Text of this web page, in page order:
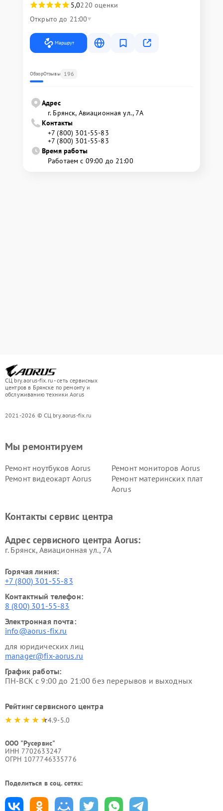
5,0220 оценки
Открыто до 21:00
Маршрут
ОбзорОтзывы 196
Адрес
г. Брянск, Авиационная ул., 7А
Контакты
+7 (800) 301-55-83
+7 (800) 301-55-83
Время работы
Работаем с 09:00 до 21:00
СЦ bry.aorus-fix.ru - сеть сервисных
центров в Брянске по ремонту и
обслуживанию техники Aorus
2021-2026 © СЦ bry.aorus-fix.ru
Мы ремонтируем
Ремонт ноутбуков Aorus
Ремонт мониторов Aorus
Ремонт видеокарт Aorus
Ремонт материнских плат
Aorus
Контакты сервис центра
Адрес сервисного центра Aorus:
г. Брянск, Авиационная ул., 7А
Горячая линия:
+7 (800) 301-55-83
Контактный телефон:
8 (800) 301-55-83
Электронная почта:
info@aorus-fix.ru
для юридических лиц
manager@fix-aorus.ru
График работы:
ПН-ВСК с 9:00 до 21:00 без перерывов и выходных
Рейтинг сервисного центра
4.9-5.0
ООО "Русервис"
ИНН 7702633247
ОГРН 1077746335776
Поделиться в соц. сетях: